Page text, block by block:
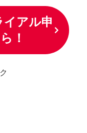
イアル申
！